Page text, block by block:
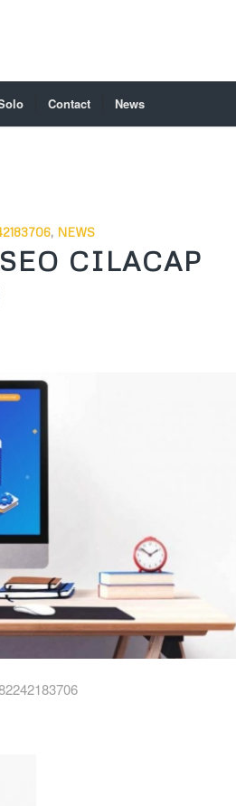
Contact News
, NEWS
CILACAP